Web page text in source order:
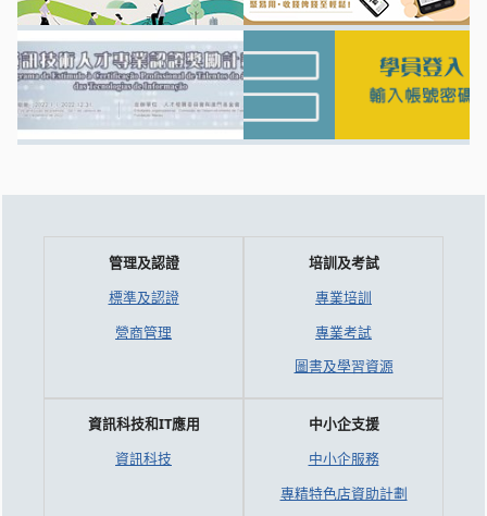
管理及認證
標準及認證
營商管理
培訓及考試
專業培訓
專業考試
圖書及學習資源
資訊科技和IT應用
資訊科技
中小企支援
中小企服務
專精特色店資助計劃